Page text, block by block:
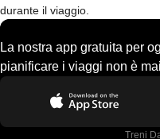
durante il viaggio.
La nostra app gratuita per
pianificare i viaggi non è
Treni